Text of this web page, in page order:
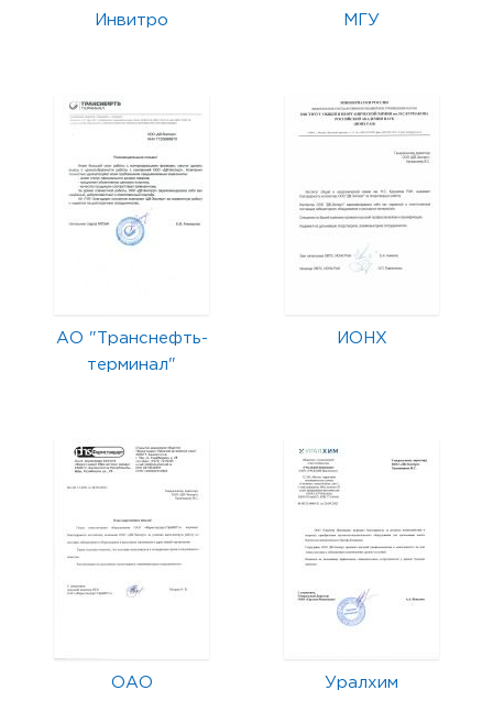
Инвитро МГУ
АО "Транснефть-
терминал"
ИОНХ
ОАО
Уралхим